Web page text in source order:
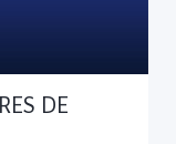
DE